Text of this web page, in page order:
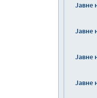
Јавне
Јавне
Јавне
Јавне